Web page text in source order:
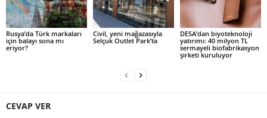
Rusya’da Türk markaları
için balayı sona mı
eriyor?
Civil, yeni mağazasıyla
Selçuk Outlet Park’ta
DESA’dan biyoteknoloji
yatırımı: 40 milyon TL
sermayeli biofabrikasyon
şirketi kuruluyor
CEVAP VER